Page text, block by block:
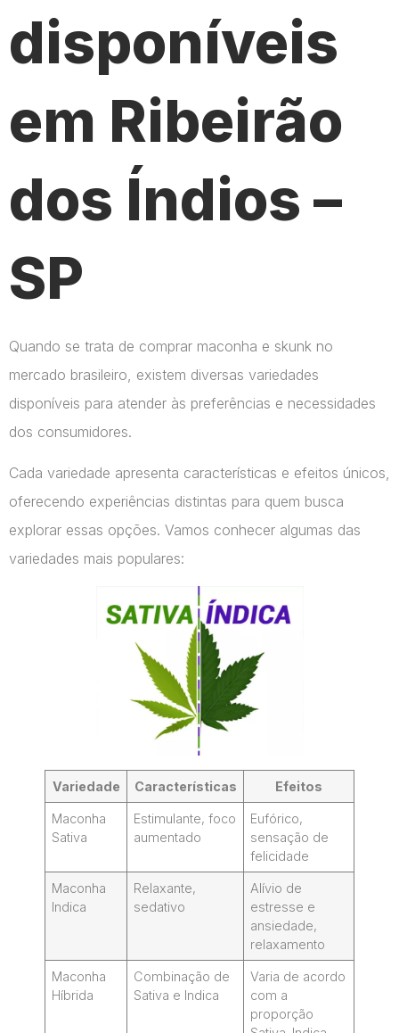
disponíveis
em Ribeirão
dos Índios –
SP
Quando se trata de comprar maconha e skunk no
mercado brasileiro, existem diversas variedades
disponíveis para atender às preferências e necessidades
dos consumidores.
Cada variedade apresenta características e efeitos únicos,
oferecendo experiências distintas para quem busca
explorar essas opções. Vamos conhecer algumas das
variedades mais populares:
Variedade Características Efeitos
Maconha
Sativa
Estimulante, foco
aumentado
Eufórico,
sensação de
felicidade
Maconha
Indica
Relaxante,
sedativo
Alívio de
estresse e
ansiedade,
relaxamento
Maconha
Híbrida
Combinação de
Sativa e Indica
Varia de acordo
com a
proporção